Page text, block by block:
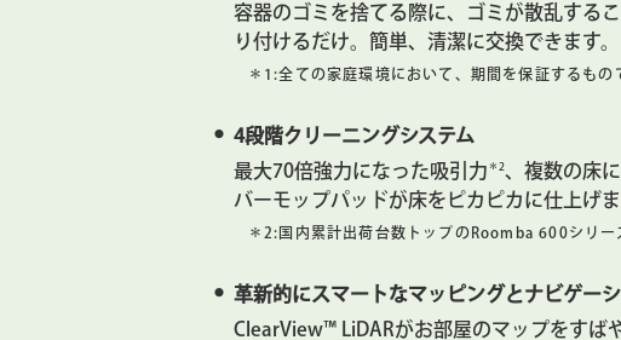
容器のゴミを捨てる際に、ゴミが散乱する
り付けるだけ。簡単、清潔に交換できます。
＊1:全ての家庭環境において、期間を保証するもの
4段階クリーニングシステム
最大70倍強力になった吸引力 ＊2、複数の床
バーモップパッドが床をピカピカに仕上げ
＊2: 国内累計出荷台数トップのRoomba 600シリ
革新的にスマートなマッピングとナビゲー
ClearView™ LiDARがお部屋のマップをすば